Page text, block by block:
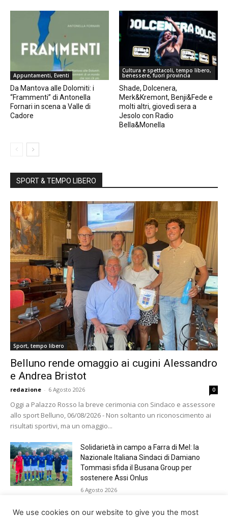
Appuntamenti, Eventi
Da Mantova alle Dolomiti: i
“Frammenti” di Antonella
Fornari in scena a Valle di
Cadore
Cultura e spettacoli, tempo libero,
benessere, fuori provincia
Shade, Dolcenera,
Merk&Kremont, Benji&Fede e
molti altri, giovedì sera a
Jesolo con Radio
Bella&Monella
SPORT & TEMPO LIBERO
Sport, tempo libero
Belluno rende omaggio ai cugini Alessandro
e Andrea Bristot
redazione - 6 Agosto 2026 0
Oggi a Palazzo Rosso la breve cerimonia con Sindaco e assessore
allo sport Belluno, 06/08/2026 - Non soltanto un riconoscimento ai
risultati sportivi, ma un omaggio...
Solidarietà in campo a Farra di Mel: la
Nazionale Italiana Sindaci di Damiano
Tommasi sfida il Busana Group per
sostenere Assi Onlus
6 Agosto 2026
Shade, Dolcenera, Merk&Kremont,
We use cookies on our website to give you the most